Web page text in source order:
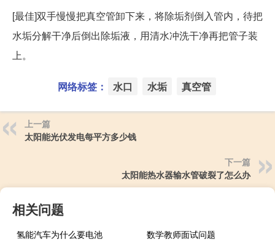
[最佳]双手慢慢把真空管卸下来，将除垢剂倒入管内，待把
水垢分解干净后倒出除垢液，用清水冲洗干净再把管子装
上。
网络标签： 水口 水垢 真空管
上一篇
太阳能光伏发电每平方多少钱
下一篇
太阳能热水器输水管破裂了怎么办
相关问题
氢能汽车为什么要电池
数学教师面试问题